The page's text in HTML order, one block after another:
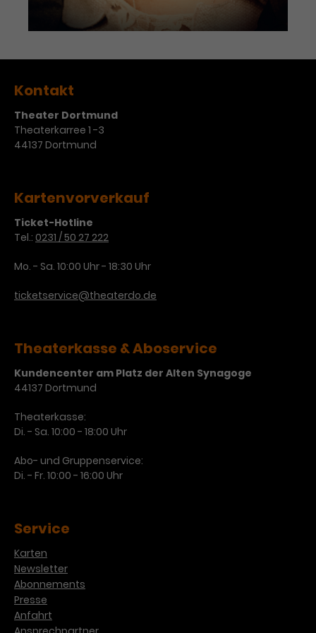
verschiedene Websites hinweg.
Kontakt
Theater Dortmund
Theaterkarree 1 -3
44137 Dortmund
Kartenvorverkauf
Ticket-Hotline
Tel.: 0231 / 50 27 222
Mo. - Sa. 10:00 Uhr - 18:30 Uhr
ticketservice@theaterdo.de
Theaterkasse & Aboservice
Kundencenter am Platz der Alten Synagoge
44137 Dortmund
Theaterkasse:
Di. - Sa. 10:00 - 18:00 Uhr
Abo- und Gruppenservice:
Di. - Fr. 10:00 - 16:00 Uhr
Service
Karten
Newsletter
Abonnements
Presse
Anfahrt